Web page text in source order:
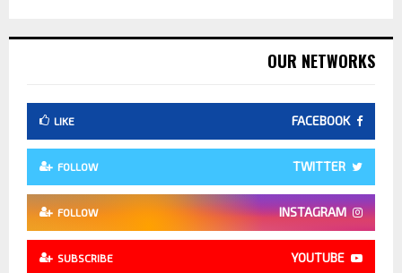
OUR NETWORKS
FACEBOOK
LIKE
TWITTER
FOLLOW
INSTAGRAM
FOLLOW
YOUTUBE
SUBSCRIBE